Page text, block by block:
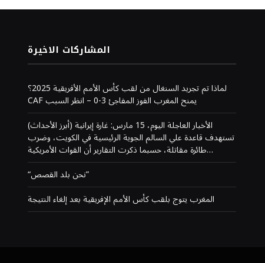
المشاركات الاخيرة
لماذا تم تجريد السنغال من لقب كأس الأمم الأفريقية 2025؟
CAF يمنح المغرب الفوز المفاجئ 3-0 – انظر السبب
(أبرز الأحداث) الأخبار العاجلة اليوم، 15 مارس: غارة إيرانية
تستهدف قاعدة علي السالم الجوية الرئيسية في الكويت، وضرب
طائرة مقاتلة، حسبما ذكرت التقارير أن القوات الأمريكية…
“نحن بلد القصص”
المغرب يتوج بلقب كأس الأمم الإفريقية بعد إلغاء النتيجة